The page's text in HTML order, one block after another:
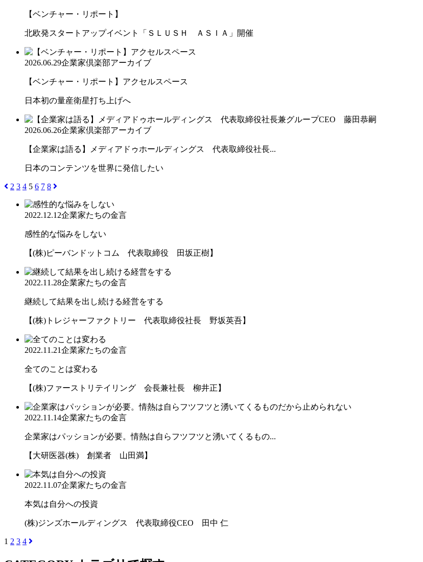
【ベンチャー・リポート】
北欧発スタートアップイベント「ＳＬＵＳＨ ＡＳＩＡ」開催
2026.06.29企業家倶楽部アーカイブ
【ベンチャー・リポート】アクセルスペース
日本初の量産衛星打ち上げへ
2026.06.26企業家倶楽部アーカイブ
【企業家は語る】メディアドゥホールディングス 代表取締役社長...
日本のコンテンツを世界に発信したい
2 3 4 5 6 7 8
2022.12.12企業家たちの金言
感性的な悩みをしない
【(株)ピーバンドットコム 代表取締役 田坂正樹】
2022.11.28企業家たちの金言
継続して結果を出し続ける経営をする
【(株)トレジャーファクトリー 代表取締役社長 野坂英吾】
2022.11.21企業家たちの金言
全てのことは変わる
【(株)ファーストリテイリング 会長兼社長 柳井正】
2022.11.14企業家たちの金言
企業家はパッションが必要。情熱は自らフツフツと湧いてくるもの...
【大研医器(株) 創業者 山田満】
2022.11.07企業家たちの金言
本気は自分への投資
(株)ジンズホールディングス 代表取締役CEO 田中 仁
1 2 3 4